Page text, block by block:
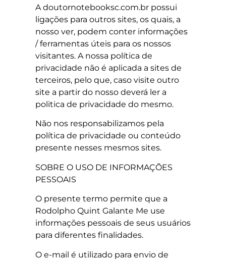
A doutornotebooksc.com.br possui
ligações para outros sites, os quais, a
nosso ver, podem conter informações
/ ferramentas úteis para os nossos
visitantes. A nossa política de
privacidade não é aplicada a sites de
terceiros, pelo que, caso visite outro
site a partir do nosso deverá ler a
politica de privacidade do mesmo.
Não nos responsabilizamos pela
política de privacidade ou conteúdo
presente nesses mesmos sites.
SOBRE O USO DE INFORMAÇÕES
PESSOAIS
O presente termo permite que a
Rodolpho Quint Galante Me use
informações pessoais de seus usuários
para diferentes finalidades.
O e-mail é utilizado para envio de